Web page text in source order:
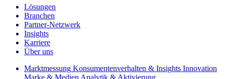
Lösungen
Branchen
Partner-Netzwerk
Insights
Karriere
Über uns
Marktmessung Konsumentenverhalten & Insights Innovation
Marke & Medien Analytik & Aktivierung